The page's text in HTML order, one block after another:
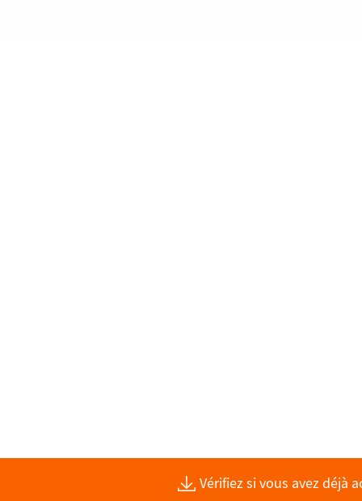
Vérifiez si vous avez déjà